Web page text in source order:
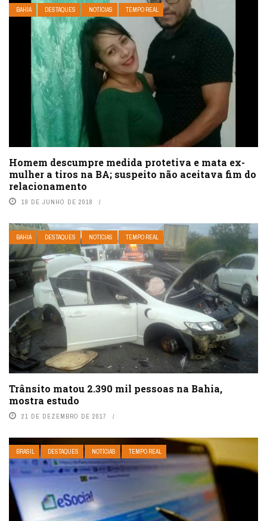
BAHIA DESTAQUES NOTÍCIAS TEMPO REAL
Homem descumpre medida protetiva e mata ex-
mulher a tiros na BA; suspeito não aceitava fim do
relacionamento
19 DE JUNHO DE 2018
BAHIA DESTAQUES NOTÍCIAS TEMPO REAL
Trânsito matou 2.390 mil pessoas na Bahia,
mostra estudo
21 DE DEZEMBRO DE 2017
BRASIL DESTAQUES NOTÍCIAS TEMPO REAL